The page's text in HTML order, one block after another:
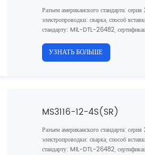
Разъем американского стандарта:
электропроводки: сварка, способ
стандарту: MIL-DTL-26482,
УЗНАТЬ БОЛЬШЕ
MS3116-12-4S(SR)
Разъем американского стандарта:
электропроводки: сварка, способ
стандарту: MIL-DTL-26482,